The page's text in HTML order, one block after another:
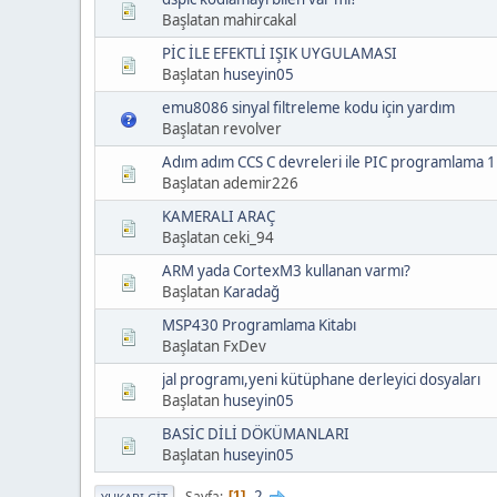
Başlatan mahircakal
PİC İLE EFEKTLİ IŞIK UYGULAMASI
Başlatan huseyin05
emu8086 sinyal filtreleme kodu için yardım
Başlatan revolver
Adım adım CCS C devreleri ile PIC programlama 1
Başlatan ademir226
KAMERALI ARAÇ
Başlatan ceki_94
ARM yada CortexM3 kullanan varmı?
Başlatan Karadağ
MSP430 Programlama Kitabı
Başlatan FxDev
jal programı,yeni kütüphane derleyici dosyaları
Başlatan huseyin05
BASİC DİLİ DÖKÜMANLARI
Başlatan huseyin05